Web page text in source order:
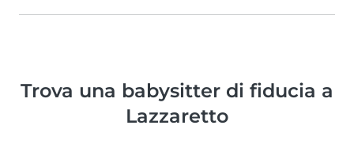
Trova una babysitter di fiducia a
Lazzaretto